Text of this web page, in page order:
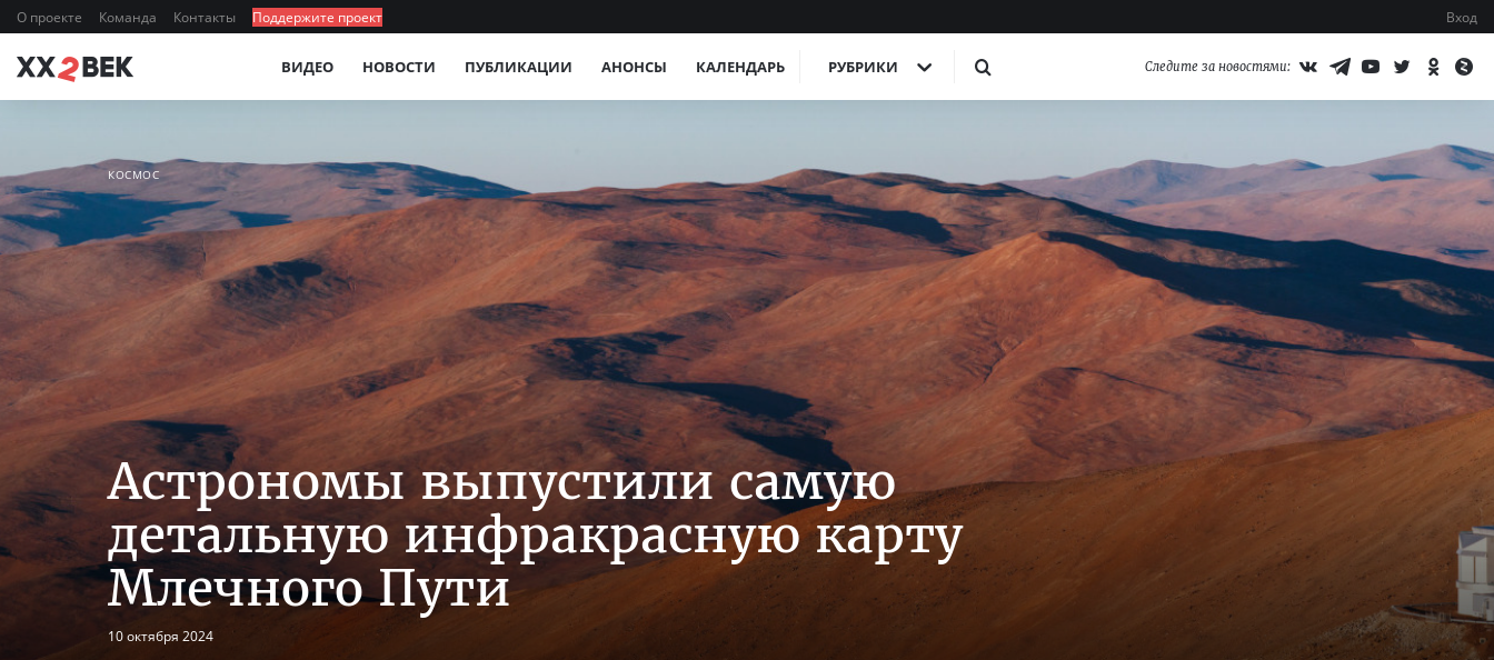
О проекте Команда Контакты Поддержите проект Вход
ВИДЕО НОВОСТИ ПУБЛИКАЦИИ АНОНСЫ КАЛЕНДАРЬ РУБРИКИ Следите за новостями:
КОСМОС
Астрономы выпустили самую
детальную инфракрасную карту
Млечного Пути
10 октября 2024